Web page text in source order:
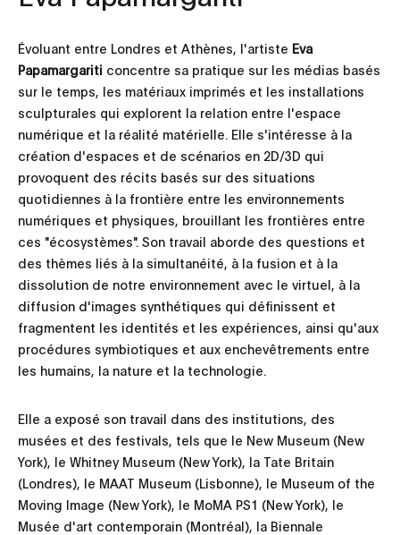
Évoluant entre Londres et Athènes, l'artiste Eva
Papamargariti concentre sa pratique sur les médias basés
sur le temps, les matériaux imprimés et les installations
sculpturales qui explorent la relation entre l'espace
numérique et la réalité matérielle. Elle s'intéresse à la
création d'espaces et de scénarios en 2D/3D qui
provoquent des récits basés sur des situations
quotidiennes à la frontière entre les environnements
numériques et physiques, brouillant les frontières entre
ces "écosystèmes". Son travail aborde des questions et
des thèmes liés à la simultanéité, à la fusion et à la
dissolution de notre environnement avec le virtuel, à la
diffusion d'images synthétiques qui définissent et
fragmentent les identités et les expériences, ainsi qu'aux
procédures symbiotiques et aux enchevêtrements entre
les humains, la nature et la technologie.
Elle a exposé son travail dans des institutions, des
musées et des festivals, tels que le New Museum (New
York), le Whitney Museum (New York), la Tate Britain
(Londres), le MAAT Museum (Lisbonne), le Museum of the
Moving Image (New York), le MoMA PS1 (New York), le
Musée d'art contemporain (Montréal), la Biennale